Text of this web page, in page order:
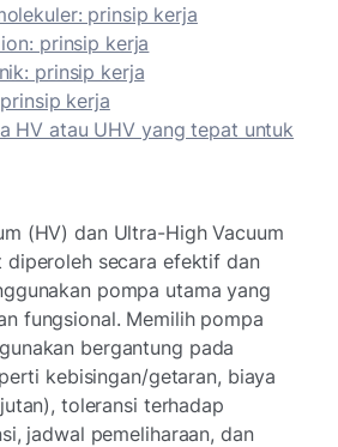
prinsip kerja
prinsip kerja
prinsip kerja
kerja
HV atau UHV yang tepat untuk
(HV) dan Ultra-High Vacuum
diperoleh secara efektif dan
pompa utama yang
fungsional. Memilih pompa
bergantung pada
kebisingan/getaran, biaya
toleransi terhadap
jadwal pemeliharaan, dan